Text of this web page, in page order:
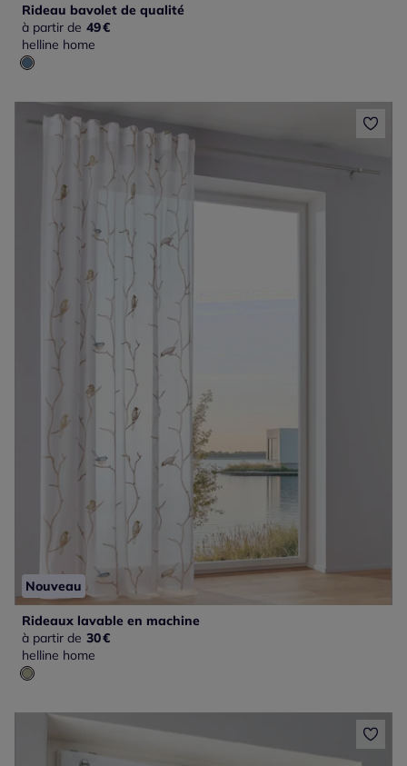
Rideau bavolet de qualité
à partir de 49€
helline home
Nouveau
Rideaux lavable en machine
à partir de 30€
helline home